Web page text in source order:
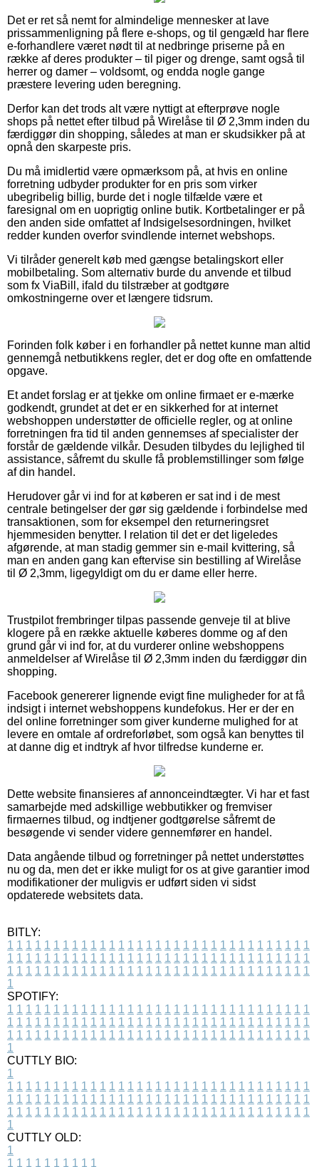
Det er ret så nemt for almindelige mennesker at lave
prissammenligning på flere e-shops, og til gengæld har flere
e-forhandlere været nødt til at nedbringe priserne på en
række af deres produkter – til piger og drenge, samt også til
herrer og damer – voldsomt, og endda nogle gange
præstere levering uden beregning.
Derfor kan det trods alt være nyttigt at efterprøve nogle
shops på nettet efter tilbud på Wirelåse til Ø 2,3mm inden du
færdiggør din shopping, således at man er skudsikker på at
opnå den skarpeste pris.
Du må imidlertid være opmærksom på, at hvis en online
forretning udbyder produkter for en pris som virker
ubegribelig billig, burde det i nogle tilfælde være et
faresignal om en uoprigtig online butik. Kortbetalinger er på
den anden side omfattet af Indsigelsesordningen, hvilket
redder kunden overfor svindlende internet webshops.
Vi tilråder generelt køb med gængse betalingskort eller
mobilbetaling. Som alternativ burde du anvende et tilbud
som fx ViaBill, ifald du tilstræber at godtgøre
omkostningerne over et længere tidsrum.
Forinden folk køber i en forhandler på nettet kunne man altid
gennemgå netbutikkens regler, det er dog ofte en omfattende
opgave.
Et andet forslag er at tjekke om online firmaet er e-mærke
godkendt, grundet at det er en sikkerhed for at internet
webshoppen understøtter de officielle regler, og at online
forretningen fra tid til anden gennemses af specialister der
forstår de gældende vilkår. Desuden tilbydes du lejlighed til
assistance, såfremt du skulle få problemstillinger som følge
af din handel.
Herudover går vi ind for at køberen er sat ind i de mest
centrale betingelser der gør sig gældende i forbindelse med
transaktionen, som for eksempel den returneringsret
hjemmesiden benytter. I relation til det er det ligeledes
afgørende, at man stadig gemmer sin e-mail kvittering, så
man en anden gang kan eftervise sin bestilling af Wirelåse
til Ø 2,3mm, ligegyldigt om du er dame eller herre.
Trustpilot frembringer tilpas passende genveje til at blive
klogere på en række aktuelle køberes domme og af den
grund går vi ind for, at du vurderer online webshoppens
anmeldelser af Wirelåse til Ø 2,3mm inden du færdiggør din
shopping.
Facebook genererer lignende evigt fine muligheder for at få
indsigt i internet webshoppens kundefokus. Her er der en
del online forretninger som giver kunderne mulighed for at
levere en omtale af ordreforløbet, som også kan benyttes til
at danne dig et indtryk af hvor tilfredse kunderne er.
Dette website finansieres af annonceindtægter. Vi har et fast
samarbejde med adskillige webbutikker og fremviser
firmaernes tilbud, og indtjener godtgørelse såfremt de
besøgende vi sender videre gennemfører en handel.
Data angående tilbud og forretninger på nettet understøttes
nu og da, men det er ikke muligt for os at give garantier imod
modifikationer der muligvis er udført siden vi sidst
opdaterede websitets data.
BITLY:
1 1 1 1 1 1 1 1 1 1 1 1 1 1 1 1 1 1 1 1 1 1 1 1 1 1 1 1 1 1 1 1 1
1 1 1 1 1 1 1 1 1 1 1 1 1 1 1 1 1 1 1 1 1 1 1 1 1 1 1 1 1 1 1 1 1
1 1 1 1 1 1 1 1 1 1 1 1 1 1 1 1 1 1 1 1 1 1 1 1 1 1 1 1 1 1 1 1 1
1
SPOTIFY:
1 1 1 1 1 1 1 1 1 1 1 1 1 1 1 1 1 1 1 1 1 1 1 1 1 1 1 1 1 1 1 1 1
1 1 1 1 1 1 1 1 1 1 1 1 1 1 1 1 1 1 1 1 1 1 1 1 1 1 1 1 1 1 1 1 1
1 1 1 1 1 1 1 1 1 1 1 1 1 1 1 1 1 1 1 1 1 1 1 1 1 1 1 1 1 1 1 1 1
1
CUTTLY BIO:
1
1 1 1 1 1 1 1 1 1 1 1 1 1 1 1 1 1 1 1 1 1 1 1 1 1 1 1 1 1 1 1 1 1
1 1 1 1 1 1 1 1 1 1 1 1 1 1 1 1 1 1 1 1 1 1 1 1 1 1 1 1 1 1 1 1 1
1 1 1 1 1 1 1 1 1 1 1 1 1 1 1 1 1 1 1 1 1 1 1 1 1 1 1 1 1 1 1 1 1
1
CUTTLY OLD:
1
1 1 1 1 1 1 1 1 1 1